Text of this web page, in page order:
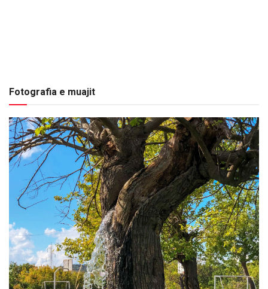
Fotografia e muajit